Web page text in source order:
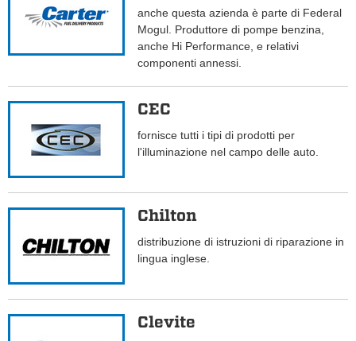
anche questa azienda è parte di Federal
Mogul. Produttore di pompe benzina,
anche Hi Performance, e relativi
componenti annessi.
CEC
fornisce tutti i tipi di prodotti per
l'illuminazione nel campo delle auto.
Chilton
distribuzione di istruzioni di riparazione in
lingua inglese.
Clevite